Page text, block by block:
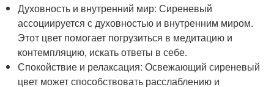
Духовность и внутренний мир: Сиреневый
ассоциируется с духовностью и внутренним миром.
Этот цвет помогает погрузиться в медитацию и
контемпляцию, искать ответы в себе.
Спокойствие и релаксация: Освежающий сиреневый
цвет может способствовать расслаблению и